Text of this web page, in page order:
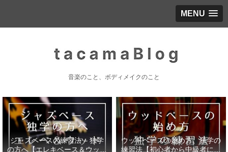
MENU
音楽のこと、ボディメイクのこと
ジャズベースの練習法 – 独学
の方へ【エレキベース＆ウッド
ウッドベースの始め方、独学の
練習法【初心者から中級者にな